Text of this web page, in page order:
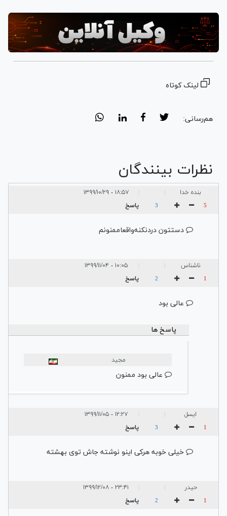
لینک کوتاه
هم‌رسانی:
نظرات بینندگان
بنده‌ خدا ۱۸:۵۷ - ۱۳۹۹/۱۰/۲۹
5
3 پاسخ
دستتون درد‌نکنه‌واقعا‌ممنونم‌
ناشناس ۱۰:۰۵ - ۱۳۹۹/۱۱/۰۴
1
2 پاسخ
عالی بود
پاسخ ها
مجید
عالی بود ممنون
ایسل ۱۲:۲۷ - ۱۳۹۹/۱۱/۰۵
1
3 پاسخ
خیلی خوبه هرکی اینو نوشته جاش توی بهشته
حیدر ۲۳:۴۱ - ۱۳۹۹/۱۲/۰۸
1
2 پاسخ